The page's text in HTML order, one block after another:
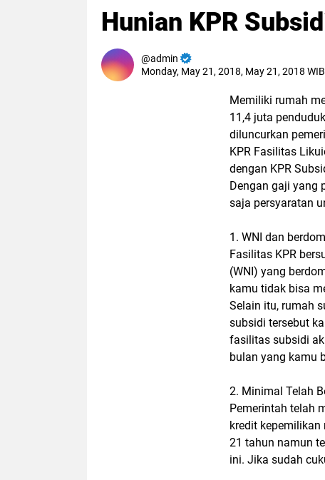
Hunian KPR
admin
Monday, May 21, 2018, May 21, 2018 WIB
Memiliki rumah
11,4 juta
diluncurkan
KPR Fasilitas
dengan KPR
Dengan gaji yang
saja persyaratan
1. WNI dan
Fasilitas KPR
(WNI) yang
kamu tidak bisa
Selain itu, rumah
subsidi tersebut
fasilitas subsidi
bulan yang kamu
2. Minimal Telah
Pemerintah telah
kredit
21 tahun namun
ini. Jika sudah